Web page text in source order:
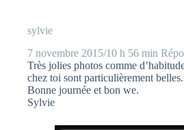
sylvie
7 novembre 2015/10 h 56 min
Très jolies photos comme
chez toi sont particulièrement belles.
Bonne journée et bon we.
Sylvie